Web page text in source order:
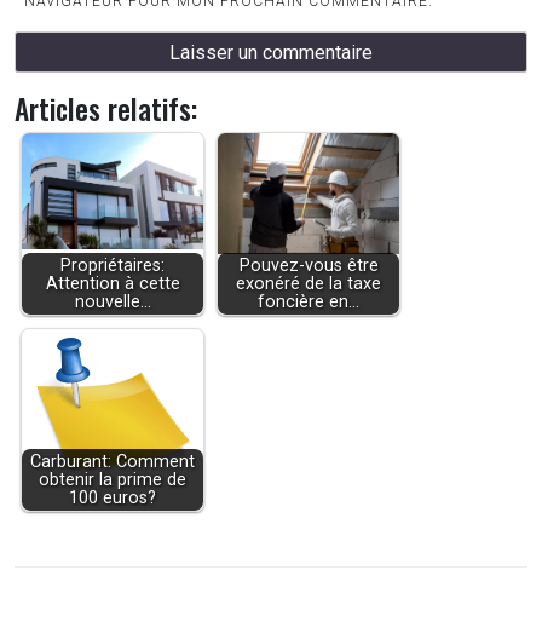
Articles relatifs:
Propriétaires:
Attention à cette
nouvelle…
Pouvez-vous être
exonéré de la taxe
foncière en…
Carburant: Comment
obtenir la prime de
100 euros?